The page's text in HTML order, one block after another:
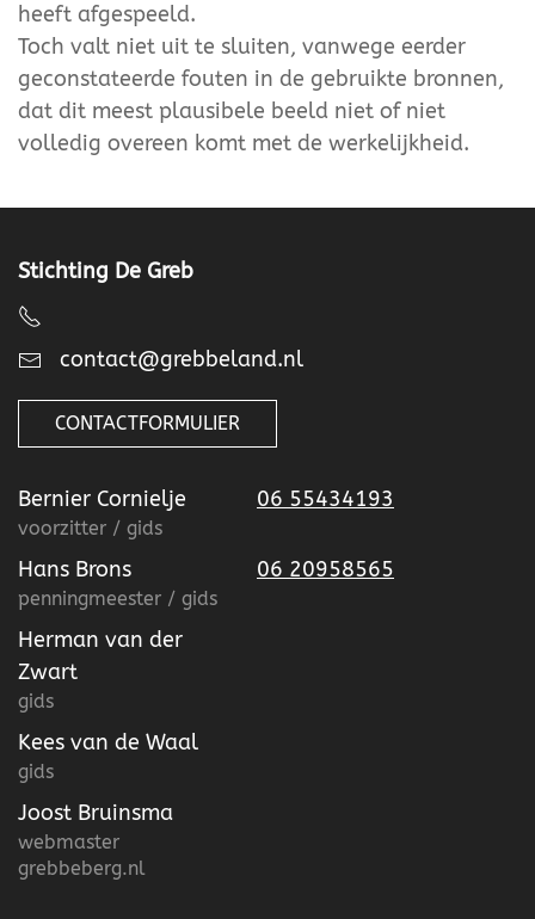
heeft afgespeeld.
Toch valt niet uit te sluiten, vanwege eerder
geconstateerde fouten in de gebruikte bronnen,
dat dit meest plausibele beeld niet of niet
volledig overeen komt met de werkelijkheid.
Stichting De Greb
contact@grebbeland.nl
CONTACTFORMULIER
Bernier Cornielje
voorzitter / gids
06 55434193
Hans Brons
penningmeester / gids
06 20958565
Herman van der
Zwart
gids
Kees van de Waal
gids
Joost Bruinsma
webmaster
grebbeberg.nl